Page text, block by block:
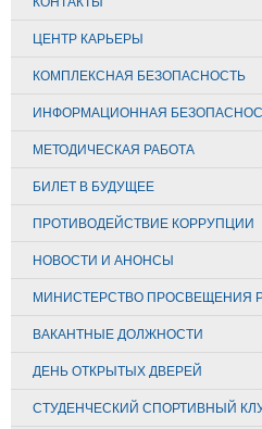
ЦЕНТР КАРЬЕРЫ
КОМПЛЕКСНАЯ БЕЗОПАСНОСТЬ
ИНФОРМАЦИОННАЯ
МЕТОДИЧЕСКАЯ РАБОТА
БИЛЕТ В БУДУЩЕЕ
ПРОТИВОДЕЙСТВИЕ КОРРУПЦИИ
НОВОСТИ И АНОНСЫ
МИНИСТЕРСТВО ПРОСВЕЩЕНИЯ
ВАКАНТНЫЕ ДОЛЖНОСТИ
ДЕНЬ ОТКРЫТЫХ ДВЕРЕЙ
СТУДЕНЧЕСКИЙ СПОРТИВНЫЙ